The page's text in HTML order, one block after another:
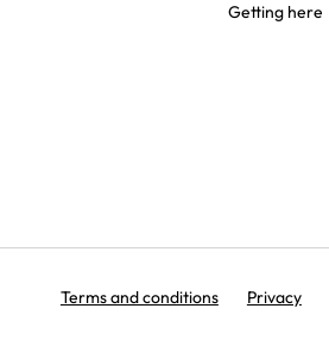
Getting here
Terms and conditions Privacy